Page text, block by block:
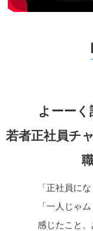
よーーく
若者正社員チ
「正社員に
「一人じゃ
感じたこと